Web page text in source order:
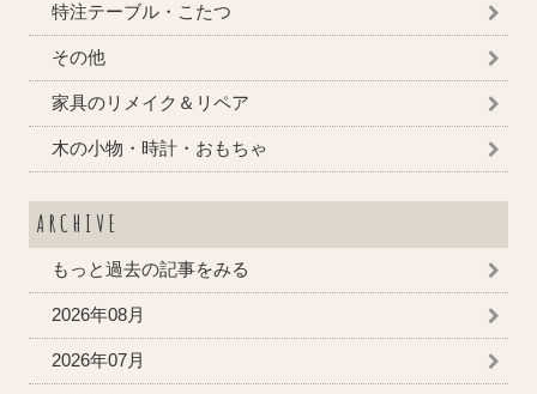
特注テーブル・こたつ
その他
家具のリメイク＆リペア
木の小物・時計・おもちゃ
ARCHIVE
もっと過去の記事をみる
2026年08月
2026年07月